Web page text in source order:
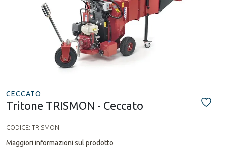
CECCATO
Tritone TRISMON - Ceccato
CODICE: TRISMON
Maggiori informazioni sul prodotto